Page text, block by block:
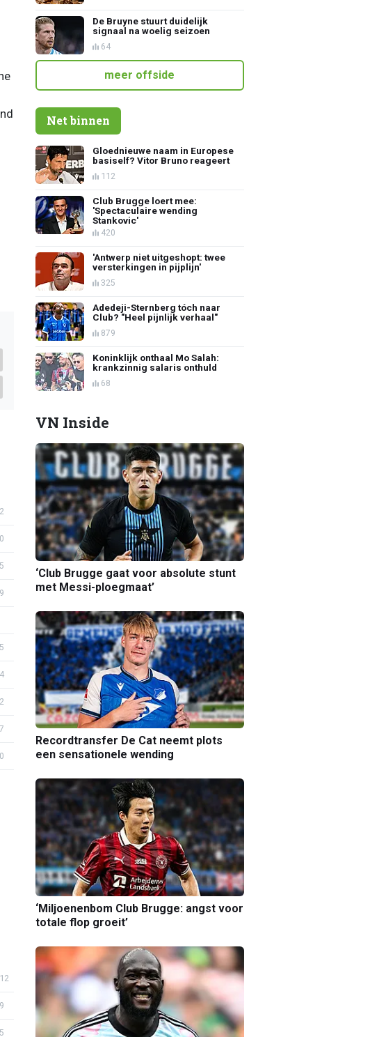
De Bruyne stuurt duidelijk
signaal na woelig seizoen
64
meer offside
Net binnen
Gloednieuwe naam in Europese
basiself? Vitor Bruno reageert
112
Club Brugge loert mee:
'Spectaculaire wending
Stankovic'
420
'Antwerp niet uitgeshopt: twee
versterkingen in pijplijn'
325
Adedeji-Sternberg tóch naar
Club? "Heel pijnlijk verhaal"
879
Koninklijk onthaal Mo Salah:
krankzinnig salaris onthuld
68
VN Inside
‘Club Brugge gaat voor absolute stunt
met Messi-ploegmaat’
Recordtransfer De Cat neemt plots
een sensationele wending
‘Miljoenenbom Club Brugge: angst voor
totale flop groeit’